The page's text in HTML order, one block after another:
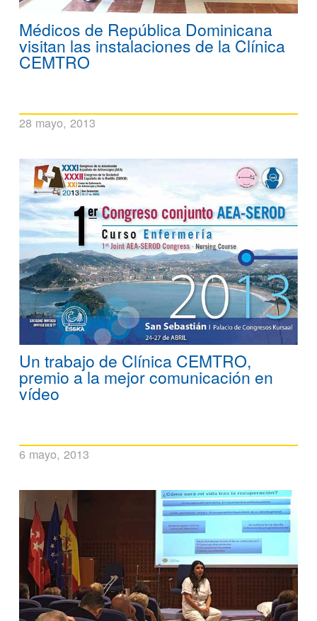
Médicos de República Dominicana
visitan las instalaciones de la Clínica
CEMTRO
28 mayo, 2013
Un trabajo de Clínica CEMTRO,
premio a la mejor comunicación en
vídeo
6 mayo, 2013